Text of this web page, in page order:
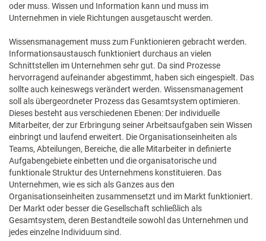
oder muss. Wissen und Information kann und muss im
Unternehmen in viele Richtungen ausgetauscht werden.
Wissensmanagement muss zum Funktionieren gebracht werden.
Informationsaustausch funktioniert durchaus an vielen
Schnittstellen im Unternehmen sehr gut. Da sind Prozesse
hervorragend aufeinander abgestimmt, haben sich eingespielt. Das
sollte auch keineswegs verändert werden. Wissensmanagement
soll als übergeordneter Prozess das Gesamtsystem optimieren.
Dieses besteht aus verschiedenen Ebenen: Der individuelle
Mitarbeiter, der zur Erbringung seiner Arbeitsaufgaben sein Wissen
einbringt und laufend erweitert. Die Organisationseinheiten als
Teams, Abteilungen, Bereiche, die alle Mitarbeiter in definierte
Aufgabengebiete einbetten und die organisatorische und
funktionale Struktur des Unternehmens konstituieren. Das
Unternehmen, wie es sich als Ganzes aus den
Organisationseinheiten zusammensetzt und im Markt funktioniert.
Der Markt oder besser die Gesellschaft schließlich als
Gesamtsystem, deren Bestandteile sowohl das Unternehmen und
jedes einzelne Individuum sind.